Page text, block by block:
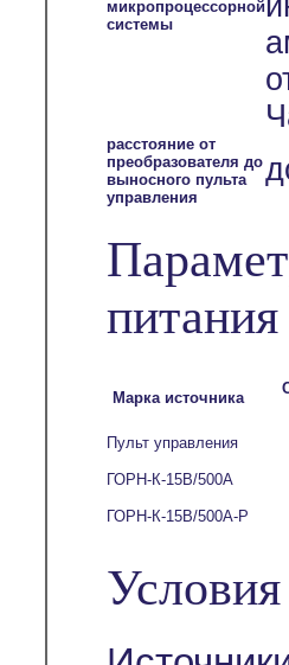
микропроцессорной
системы
расстояние от
преобразователя до
выносного пульта
управления
питания
Марка источника
Пульт управления
ГОРН-К-15В/500А
ГОРН-К-15В/500А-Р